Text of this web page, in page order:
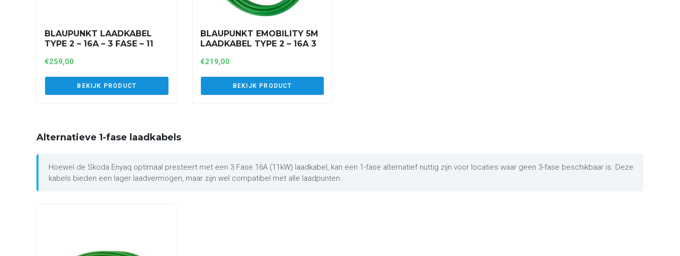
BLAUPUNKT LAADKABEL
TYPE 2 – 16A – 3 FASE – 11
€259,00
BEKIJK PRODUCT
BLAUPUNKT EMOBILITY 5M
LAADKABEL TYPE 2 – 16A 3
€219,00
BEKIJK PRODUCT
Alternatieve 1-fase laadkabels
Hoewel de Skoda Enyaq optimaal presteert met een 3 Fase 16A (11kW) laadkabel, kan een 1-fase alternatief nuttig zijn voor locaties waar geen 3-fase beschikbaar is. Deze
kabels bieden een lager laadvermogen, maar zijn wel compatibel met alle laadpunten.